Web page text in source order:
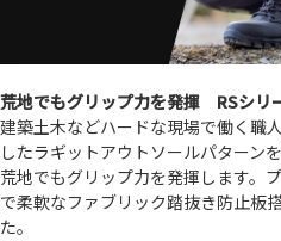
荒地でもグリップ力を発揮 RSシリ
建築土木などハードな現場で働く職
したラギットアウトソールパターン
荒地でもグリップ力を発揮します。
で柔軟なファブリック踏抜き防止板
た。